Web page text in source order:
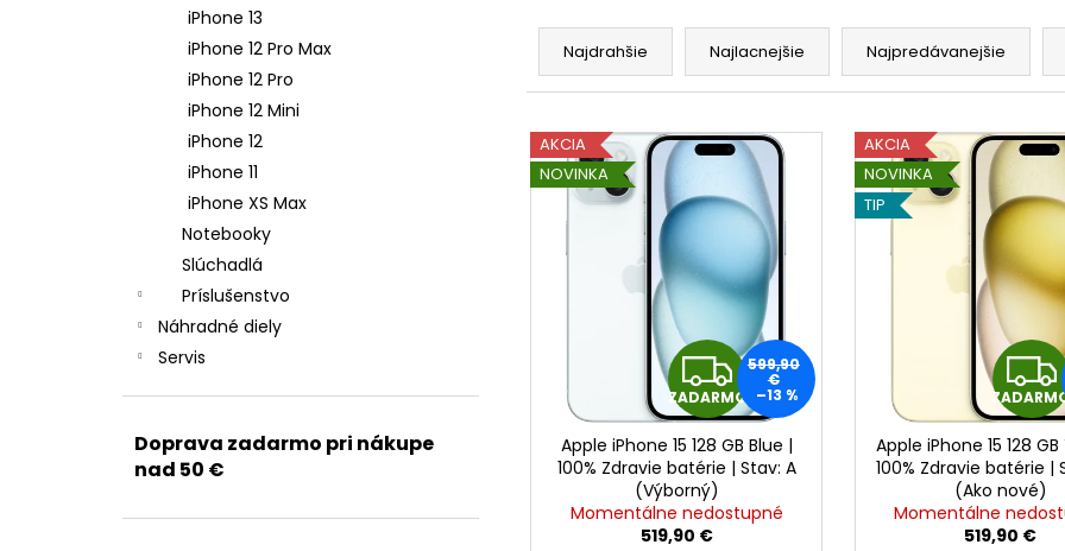
iPhone 13
iPhone 12 Pro Max
iPhone 12 Pro
iPhone 12 Mini
iPhone 12
iPhone 11
iPhone XS Max
Notebooky
Slúchadlá
Príslušenstvo
Náhradné diely
Servis
Doprava zadarmo pri nákupe
nad 50 €
R
d
n
i
Najdrahšie Najlacnejšie Najpredávanejšie
V
ý
p
AKCIA
NOVINKA
Z
A
D
A
ZADARMO
599,90
€
–13 %
Apple iPhone 15 128 GB Blue |
100% Zdravie batérie | Stav: A
(Výborný)
Momentálne nedostupné
519,90 €
AKCIA
NOVINKA
TIP
Apple iPhone 15 128
100% Zdravie batérie |
(Ako nové)
Momentálne
519,90 €
APPLE USB-C / USB-C DÁTOVÝ KÁBEL
(2M) MLL82ZM/A - ORIGINAL APPLE
15,90 €
Pôvodne: 21,90 €
APPLE IPHONE 15 PRO - SKLO ZADNÉHO
KRYTU / HOUSINGU + BEZDRÔTOVÉ
NABÍJANIE + NFC + BLESK + MIKROFÓN +
MAGSAFE MAGNETICKÝ KRÚŽOK +
NATURAL TITANIUM) - ORIGINAL APPLE
29,90 €
APPLE IPHONE
3279MAH -
9,90 €